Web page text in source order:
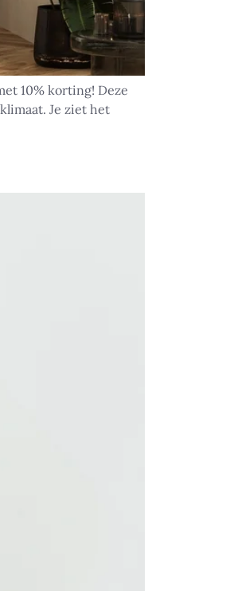
10% korting! Deze
Je ziet het